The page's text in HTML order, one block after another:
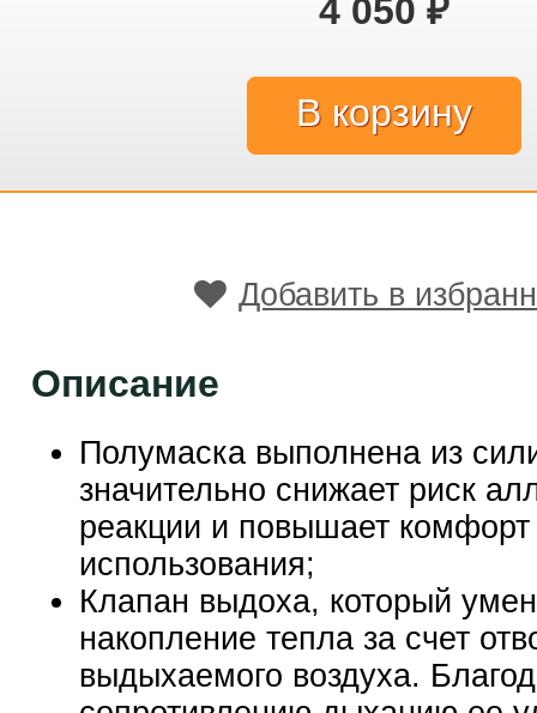
4 050 ₽
Добавить в
Описание
Полумаска выполнена из
значительно снижает риск
реакции и повышает комфорт
использования;
Клапан выдоха, который
накопление тепла за счет
выдыхаемого воздуха.